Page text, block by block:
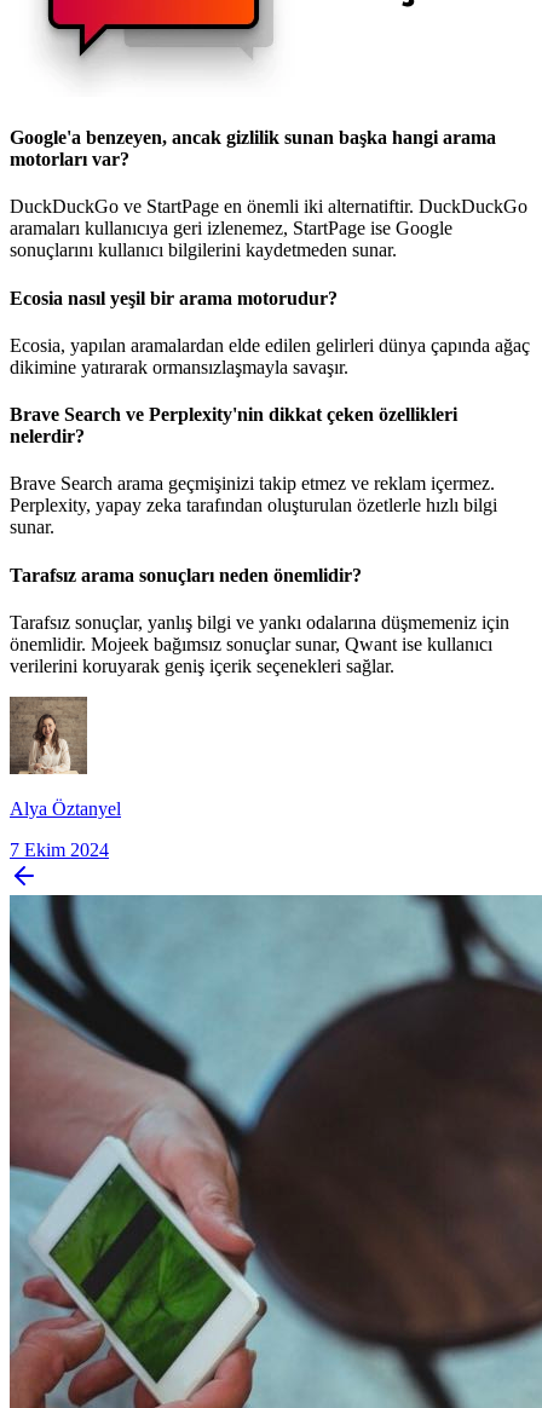
Google'a benzeyen, ancak gizlilik sunan başka hangi arama
motorları var?
DuckDuckGo ve StartPage en önemli iki alternatiftir. DuckDuckGo
aramaları kullanıcıya geri izlenemez, StartPage ise Google
sonuçlarını kullanıcı bilgilerini kaydetmeden sunar.
Ecosia nasıl yeşil bir arama motorudur?
Ecosia, yapılan aramalardan elde edilen gelirleri dünya çapında ağaç
dikimine yatırarak ormansızlaşmayla savaşır.
Brave Search ve Perplexity'nin dikkat çeken özellikleri
nelerdir?
Brave Search arama geçmişinizi takip etmez ve reklam içermez.
Perplexity, yapay zeka tarafından oluşturulan özetlerle hızlı bilgi
sunar.
Tarafsız arama sonuçları neden önemlidir?
Tarafsız sonuçlar, yanlış bilgi ve yankı odalarına düşmemeniz için
önemlidir. Mojeek bağımsız sonuçlar sunar, Qwant ise kullanıcı
verilerini koruyarak geniş içerik seçenekleri sağlar.
Alya Öztanyel
7 Ekim 2024